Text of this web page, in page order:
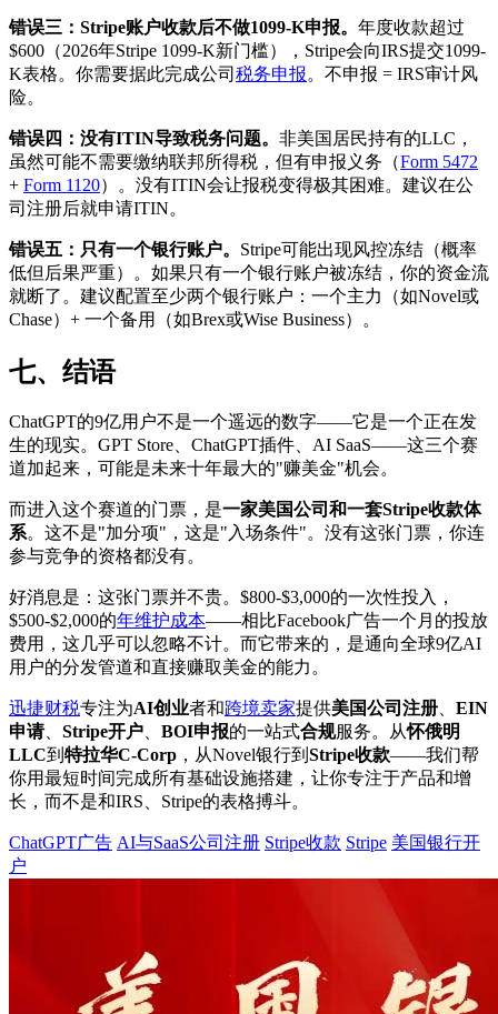
错误三：Stripe账户收款后不做1099-K申报。 年度收款超过
$600（2026年Stripe 1099-K新门槛），Stripe会向IRS提交1099-
K表格。你需要据此完成公司 税务申报。不申报 = IRS审计风
险。
错误四：没有ITIN导致税务问题。 非美国居民持有的LLC，
虽然可能不需要缴纳联邦所得税，但有申报义务（Form 5472
+ Form 1120）。没有ITIN会让报税变得极其困难。建议在公
司注册后就申请ITIN。
错误五：只有一个银行账户。 Stripe可能出现风控冻结（概率
低但后果严重）。如果只有一个银行账户被冻结，你的资金流
就断了。建议配置至少两个银行账户：一个主力（如Novel或
Chase）+ 一个备用（如Brex或Wise Business）。
七、结语
ChatGPT的9亿用户不是一个遥远的数字——它是一个正在发
生的现实。GPT Store、ChatGPT插件、AI SaaS——这三个赛
道加起来，可能是未来十年最大的"赚美金"机会。
而进入这个赛道的门票，是一家美国公司和一套Stripe收款体
系。这不是"加分项"，这是"入场条件"。没有这张门票，你连
参与竞争的资格都没有。
好消息是：这张门票并不贵。$800-$3,000的一次性投入，
$500-$2,000的年维护成本——相比Facebook广告一个月的投放
费用，这几乎可以忽略不计。而它带来的，是通向全球9亿AI
用户的分发管道和直接赚取美金的能力。
迅捷财税专注为AI创业者和跨境卖家提供美国公司注册、 EIN
申请、 Stripe开户、 BOI申报的一站式合规服务。从怀俄明
LLC到 特拉华C-Corp ，从Novel银行到 Stripe收款——我们帮
你用最短时间完成所有基础设施搭建，让你专注于产品和增
长，而不是和IRS、Stripe的表格搏斗。
ChatGPT广告 AI与SaaS公司注册 Stripe收款 Stripe 美国银行开
户